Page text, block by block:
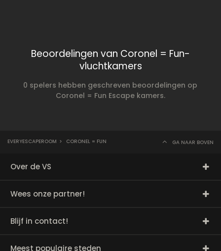
Beoordelingen van Coronel = Fun-
vluchtkamers
0 spelers hebben geschreven beoordelingen op
Coronel = Fun Escape kamers.
EVERYESCAPEROOM > CORONEL = FUN GA NAAR BOVEN
Over de VS
Wees onze partner!
Blijf in contact!
Meest populaire steden